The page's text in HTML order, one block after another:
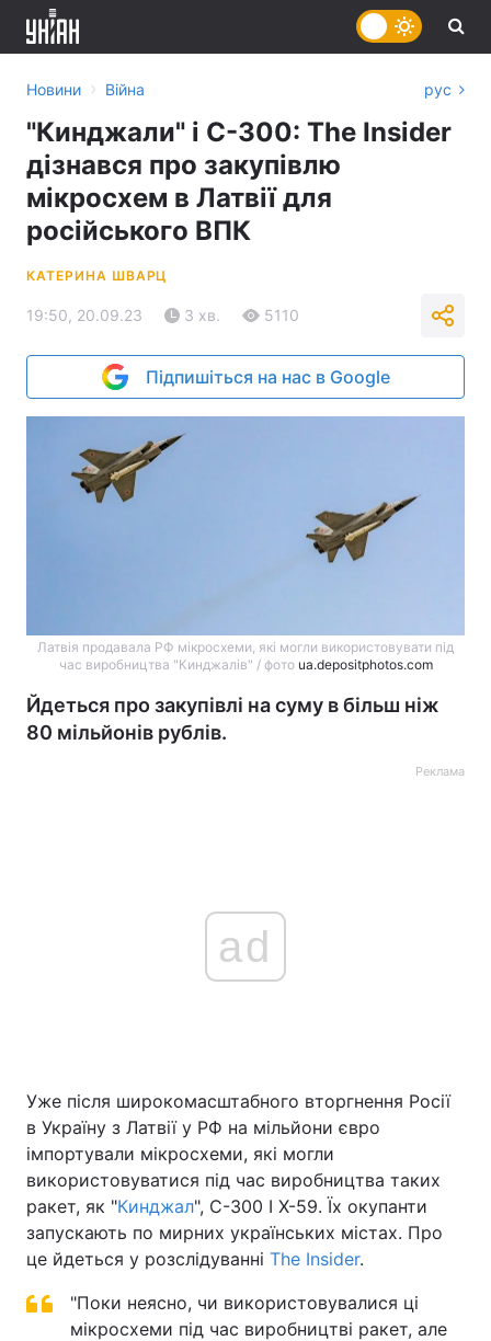
Україна Політика
Спорт Наука
Техно і зв'язок Лайт
Зброя Інциденти
Новини › Війна рус
"Кинджали" і С-300: The Insider
дізнався про закупівлю
мікросхем в Латвії для
російського ВПК
КАТЕРИНА ШВАРЦ
19:50, 20.09.23 3 хв. 5110
Підпишіться на нас в Google
Латвія продавала РФ мікросхеми, які могли використовувати під
час виробництва "Кинджалів" / фото ua.depositphotos.com
Йдеться про закупівлі на суму в більш ніж
80 мільйонів рублів.
Реклама
ad
Уже після широкомасштабного вторгнення Росії
в Україну з Латвії у РФ на мільйони євро
імпортували мікросхеми, які могли
використовуватися під час виробництва таких
ракет, як "Кинджал", С-300 І X-59. Їх окупанти
запускають по мирних українських містах. Про
це йдеться у розслідуванні The Insider.
"Поки неясно, чи використовувалися ці
мікросхеми під час виробництві ракет, але